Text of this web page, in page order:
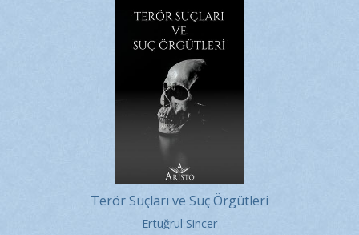
Terör Suçları ve Suç Örgütleri
Ertuğrul Sincer